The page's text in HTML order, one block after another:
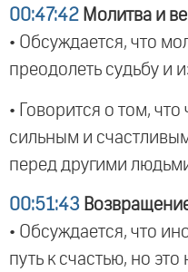
00:47:42 Молитва и
• Обсуждается, что
преодолеть судьбу и
• Говорится о том,
сильным и
перед другими
00:51:43
• Обсуждается, что
путь к счастью, но